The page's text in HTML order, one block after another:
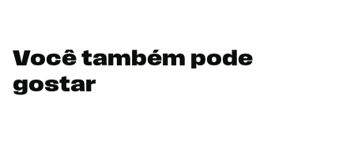
Você também pode
gostar